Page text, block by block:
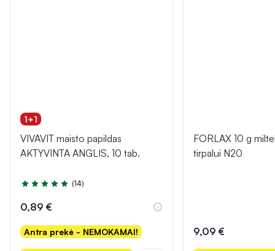
1+1
VIVAVIT maisto papildas
AKTYVINTA ANGLIS, 10 tab.
Įvertinimas 5.0 iš 5
(14)
0,89 €
Antra prekė - NEMOKAMAI!
FORLAX 10 g
tirpalui N20
9,09 €